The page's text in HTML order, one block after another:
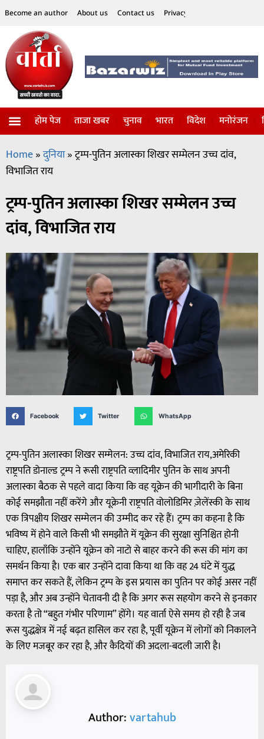
Become an author About us Contact us Privacy Policy
होम पेज ताजा खबर चुनाव भारत विदेश मनोरंजन
Home»दुनिया»ट्रम्प-पुतिन अलास्का शिखर सम्मेलन उच्च दांव,
विभाजित राय
ट्रम्प-पुतिन अलास्का शिखर सम्मेलन उच्च
दांव, विभाजित राय
Facebook Twitter WhatsApp
ट्रम्प-पुतिन अलास्का शिखर सम्मेलन: उच्च दांव, विभाजित राय,अमेरिकी
राष्ट्रपति डोनाल्ड ट्रम्प ने रूसी राष्ट्रपति व्लादिमीर पुतिन के साथ अपनी
अलास्का बैठक से पहले वादा किया कि वह यूक्रेन की भागीदारी के बिना
कोई समझौता नहीं करेंगे और यूक्रेनी राष्ट्रपति वोलोडिमिर ज़ेलेंस्की के साथ
एक त्रिपक्षीय शिखर सम्मेलन की उम्मीद कर रहे हैं। ट्रम्प का कहना है कि
भविष्य में होने वाले किसी भी समझौते में यूक्रेन की सुरक्षा सुनिश्चित होनी
चाहिए, हालाँकि उन्होंने यूक्रेन को नाटो से बाहर करने की रूस की मांग का
समर्थन किया है। एक बार उन्होंने दावा किया था कि वह 24 घंटे में युद्ध
समाप्त कर सकते हैं, लेकिन ट्रम्प के इस प्रयास का पुतिन पर कोई असर नहीं
पड़ा है, और अब उन्होंने चेतावनी दी है कि अगर रूस सहयोग करने से इनकार
करता है तो “बहुत गंभीर परिणाम” होंगे। यह वार्ता ऐसे समय हो रही है जब
रूस युद्धक्षेत्र में नई बढ़त हासिल कर रहा है, पूर्वी यूक्रेन में लोगों को निकालने
के लिए मजबूर कर रहा है, और कैदियों की अदला-बदली जारी है।
Author:vartahub